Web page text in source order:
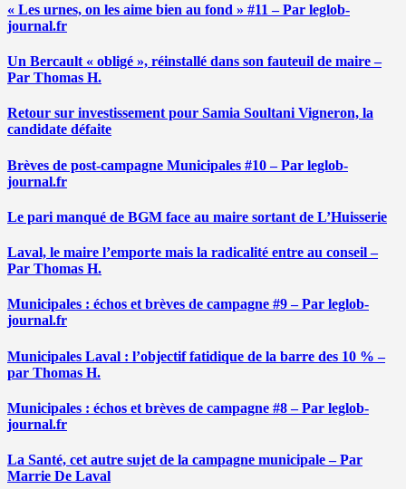
« Les urnes, on les aime bien au fond » #11 – Par leglob-
journal.fr
Un Bercault « obligé », réinstallé dans son fauteuil de maire –
Par Thomas H.
Retour sur investissement pour Samia Soultani Vigneron, la
candidate défaite
Brèves de post-campagne Municipales #10 – Par leglob-
journal.fr
Le pari manqué de BGM face au maire sortant de L’Huisserie
Laval, le maire l’emporte mais la radicalité entre au conseil –
Par Thomas H.
Municipales : échos et brèves de campagne #9 – Par leglob-
journal.fr
Municipales Laval : l’objectif fatidique de la barre des 10 % –
par Thomas H.
Municipales : échos et brèves de campagne #8 – Par leglob-
journal.fr
La Santé, cet autre sujet de la campagne municipale – Par
Marrie De Laval